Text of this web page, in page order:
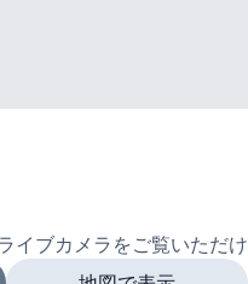
ブカメラをご覧いただけ